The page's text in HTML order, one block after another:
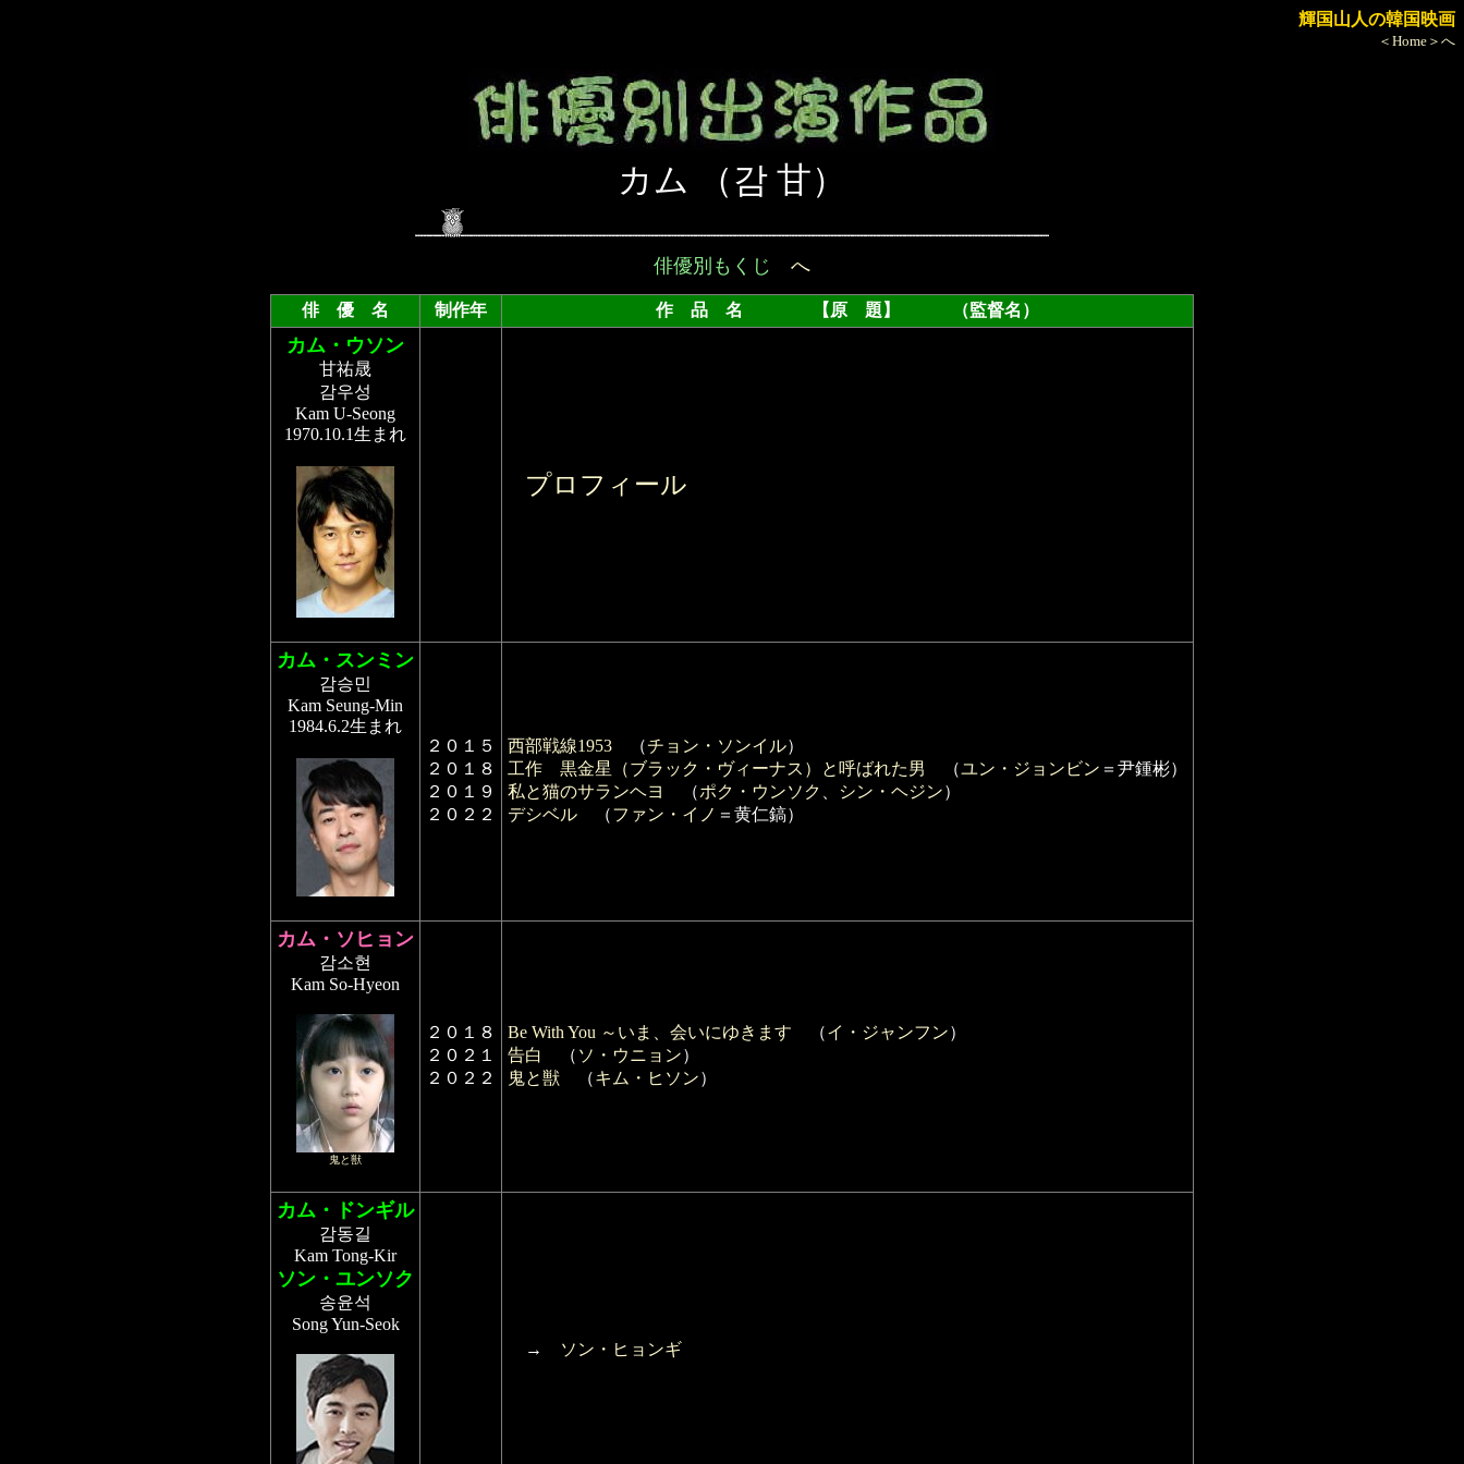
輝国山人の韓国映画
＜Home＞へ
カム （감 甘）
俳優別もくじ へ
俳 優 名 制作年 作 品 名 【原 題】 （監督名）
カム・ウソン
甘祐晟
감우성
Kam U-Seong
1970.10.1生まれ
プロフィール
カム・スンミン
감승민
Kam Seung-Min
1984.6.2生まれ
２０１５
２０１８
２０１９
２０２２
西部戦線1953（チョン・ソンイル）
工作 黒金星（ブラック・ヴィーナス）と呼ばれた男
（ユン・ジョンビン ＝尹鍾彬）
私と猫のサランヘヨ
（ポク・ウンソク シン・ヘジン）
デシベル（ファン・イノ ＝黄仁鎬）
カム・ソヒョン
감소현
Kam So-Hyeon
鬼と獣
２０１８
２０２１
２０２２
Be With You ～いま、会いにゆきます （イ・ジャンフン）
告白
（ ソ・ウニョン）
鬼と獣（キム・ヒソン）
カム・ドンギル
감동길
Kam Tong-Kir
ソン・ユンソク
송윤석
Song Yun-Seok
→
ソン・ヒョンギ